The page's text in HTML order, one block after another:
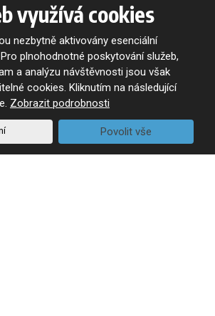
mailem
a firemních informací
využívá cookies
nezbytně aktivovány esenciální
plnohodnotné poskytování služeb,
a analýzu návštěvnosti jsou však
cookies. Kliknutím na následující
Zobrazit podrobnosti
Povolit vše